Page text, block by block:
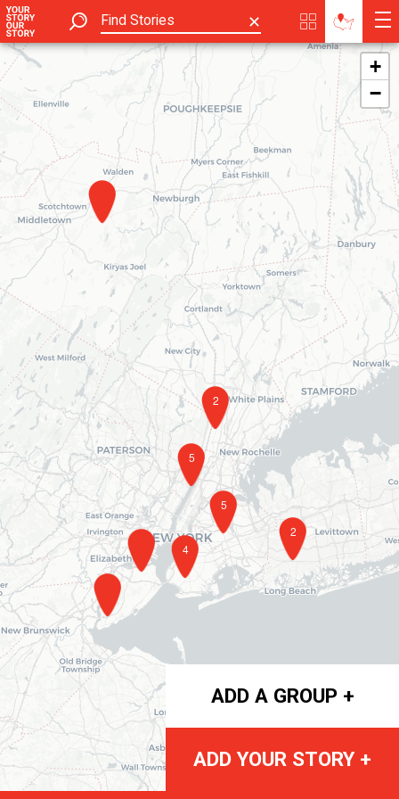
✕
2
2
4
5
5
+
−
ADD A GROUP +
ADD YOUR STORY +